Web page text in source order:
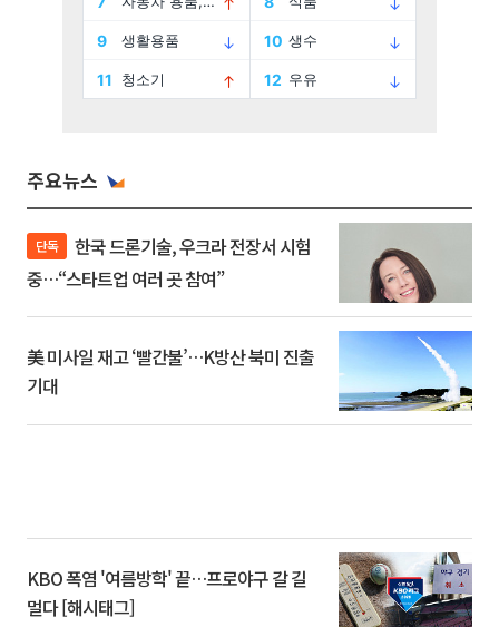
주요뉴스
단독
중…“스타트업 여러 곳 참여”
美 미사일 재고 ‘빨간불’…K방산 북미 진출
기대
KBO 폭염 '여름방학' 끝…프로야구 갈 길
멀다 [해시태그]